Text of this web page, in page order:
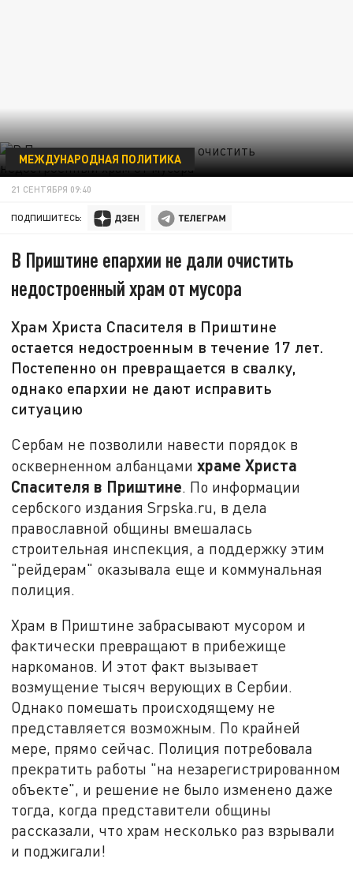
МЕЖДУНАРОДНАЯ ПОЛИТИКА
21 СЕНТЯБРЯ 09:40
ПОДПИШИТЕСЬ:
В Приштине епархии не дали очистить
недостроенный храм от мусора
Храм Христа Спасителя в Приштине
остается недостроенным в течение 17 лет.
Постепенно он превращается в свалку,
однако епархии не дают исправить
ситуацию
Сербам не позволили навести порядок в
оскверненном албанцамихраме Христа
Спасителя в Приштине. По информации
сербского издания Srpska.ru, в дела
православной общины вмешалась
строительная инспекция, а поддержку этим
"рейдерам" оказывала еще и коммунальная
полиция.
Храм в Приштине забрасывают мусором и
фактически превращают в прибежище
наркоманов. И этот факт вызывает
возмущение тысяч верующих в Сербии.
Однако помешать происходящему не
представляется возможным. По крайней
мере, прямо сейчас. Полиция потребовала
прекратить работы "на незарегистрированном
объекте", и решение не было изменено даже
тогда, когда представители общины
рассказали, что храм несколько раз взрывали
и поджигали!